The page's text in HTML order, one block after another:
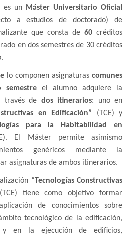
es un
Máster Universitario Oficial
a estudios de doctorado) de
que consta de60 créditos
en dos semestres de 30 créditos
lo componen asignaturascomunes
semestre el alumno adquiere la
través de dos itinerarios: uno en
en Edificación” (TCE) y
para la Habitabilidad en
El Máster permite asimismo
genéricos mediante la
asignaturas de ambos itinerarios.
“Tecnologías Constructivas
tiene como objetivo formar
de conocimientos sobre
tecnológico de la edificación,
en la ejecución de edificios,